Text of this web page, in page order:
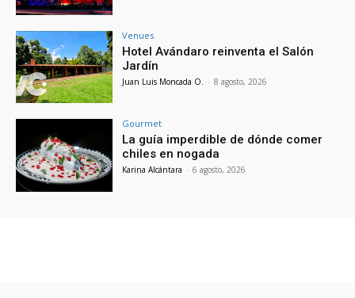
Venues
Hotel Avándaro reinventa el Salón
Jardín
Juan Luis Moncada O. - 8 agosto, 2026
Gourmet
La guía imperdible de dónde comer
chiles en nogada
Karina Alcántara - 6 agosto, 2026